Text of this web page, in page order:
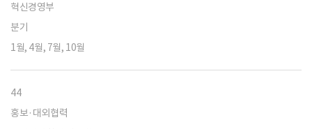
혁신경영부
분기
1월, 4월, 7월, 10월
44
홍보·대외협력